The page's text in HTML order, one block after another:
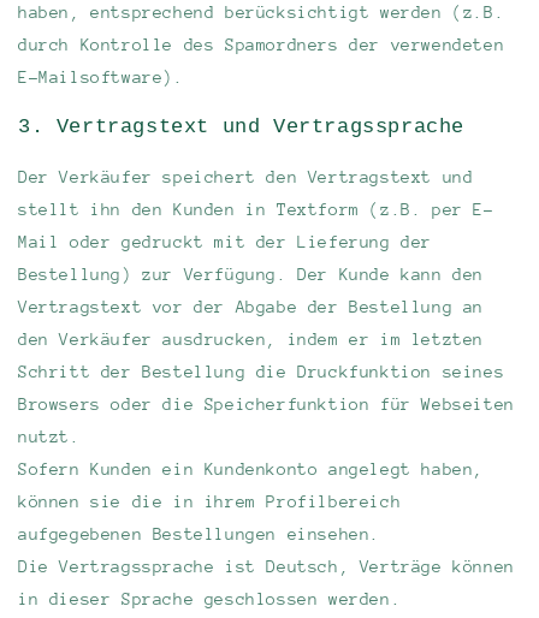
haben, entsprechend berücksichtigt werden (z.B.
durch Kontrolle des Spamordners der verwendeten
E-Mailsoftware).
3. Vertragstext und Vertragssprache
Der Verkäufer speichert den Vertragstext und
stellt ihn den Kunden in Textform (z.B. per E-
Mail oder gedruckt mit der Lieferung der
Bestellung) zur Verfügung. Der Kunde kann den
Vertragstext vor der Abgabe der Bestellung an
den Verkäufer ausdrucken, indem er im letzten
Schritt der Bestellung die Druckfunktion seines
Browsers oder die Speicherfunktion für Webseiten
nutzt.
Sofern Kunden ein Kundenkonto angelegt haben,
können sie die in ihrem Profilbereich
aufgegebenen Bestellungen einsehen.
Die Vertragssprache ist Deutsch, Verträge können
in dieser Sprache geschlossen werden.